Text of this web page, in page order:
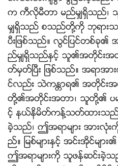
က ကီလိုမီတာ မည္မွ်ရွိသည္၊
မွ်ရွိသည္ စသည္တို႔ကို ဘုရားသခ
ပီးျဖစ္သည္။ လြင္ျပင္တစ္
ည္မွ်ရွိသည္ႏွင့္ သူ၏အတိုင္းအတ
တ္မွတ္ၿပီး ျဖစ္သည္။ အရာအ
င္လည္း သဲကႏၲာရ၏ အတိုင္းအ
တို႔၏အတိုင္းအတာ၊ သူတို႔၏
င့္ နယ္နိမိတ္ကန္႔သတ္ထား
ခဲ့သည္၊ ဤအရာမ်ား အား
ည္။ ျမစ္မ်ားႏွင့္ အင္းအိုင္မ်
ဤအရာမ်ားကို သူဖန္ဆင္းခဲ့